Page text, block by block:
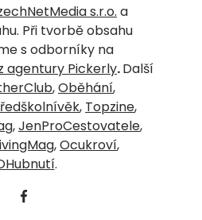
s.r.o. a
Při tvorbě obsahu
s odborníky na
agentury Pickerly.Další
,Oběhání,
, Topzine,
,JenProCestovatele,
,Ocukroví,
.